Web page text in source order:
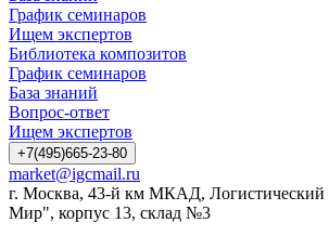
График семинаров
Ищем экспертов
Библиотека композитов
График семинаров
База знаний
Вопрос-ответ
Ищем экспертов
+7(495)665-23-80
market@igcmail.ru
г. Москва, 43-й км МКАД, Логистический
Мир", корпус 13, склад №3